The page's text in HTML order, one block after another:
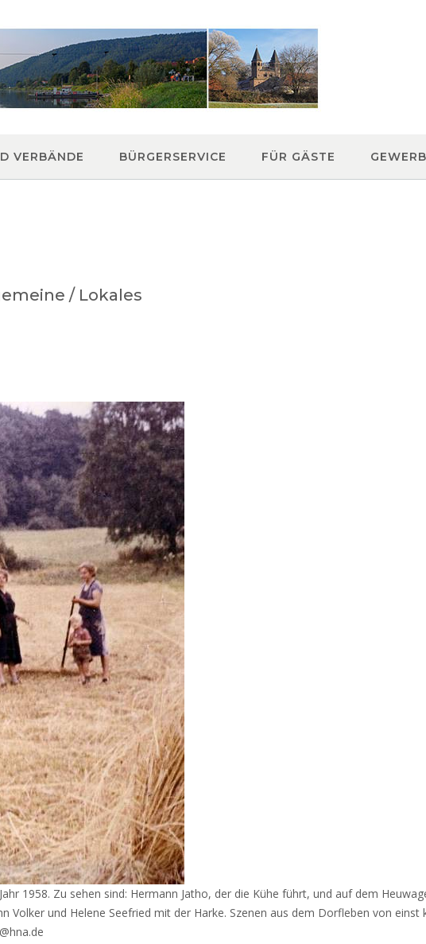
VERBÄNDE BÜRGERSERVICE FÜR GÄSTE
/ Lokales
1958. Zu sehen sind: Hermann Jatho, der die Kühe führt, und auf dem
und Helene Seefried mit der Harke. Szenen aus dem Dorfleben von einst